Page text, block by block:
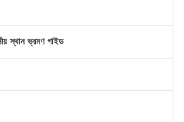
স্থান ভ্রমণ গাইড